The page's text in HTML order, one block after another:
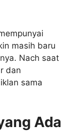
masih baru
Nach saat
dan
sama
Ada